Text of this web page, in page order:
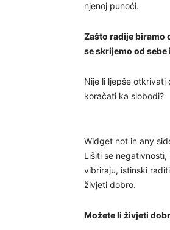
njenoj punoći.
Zašto radije biramo
se skrijemo od sebe
Nije li ljepše otkrivati
koračati ka slobodi?
Widget not in any
Lišiti se
vibriraju, istinski
živjeti dobro.
Možete li živjeti